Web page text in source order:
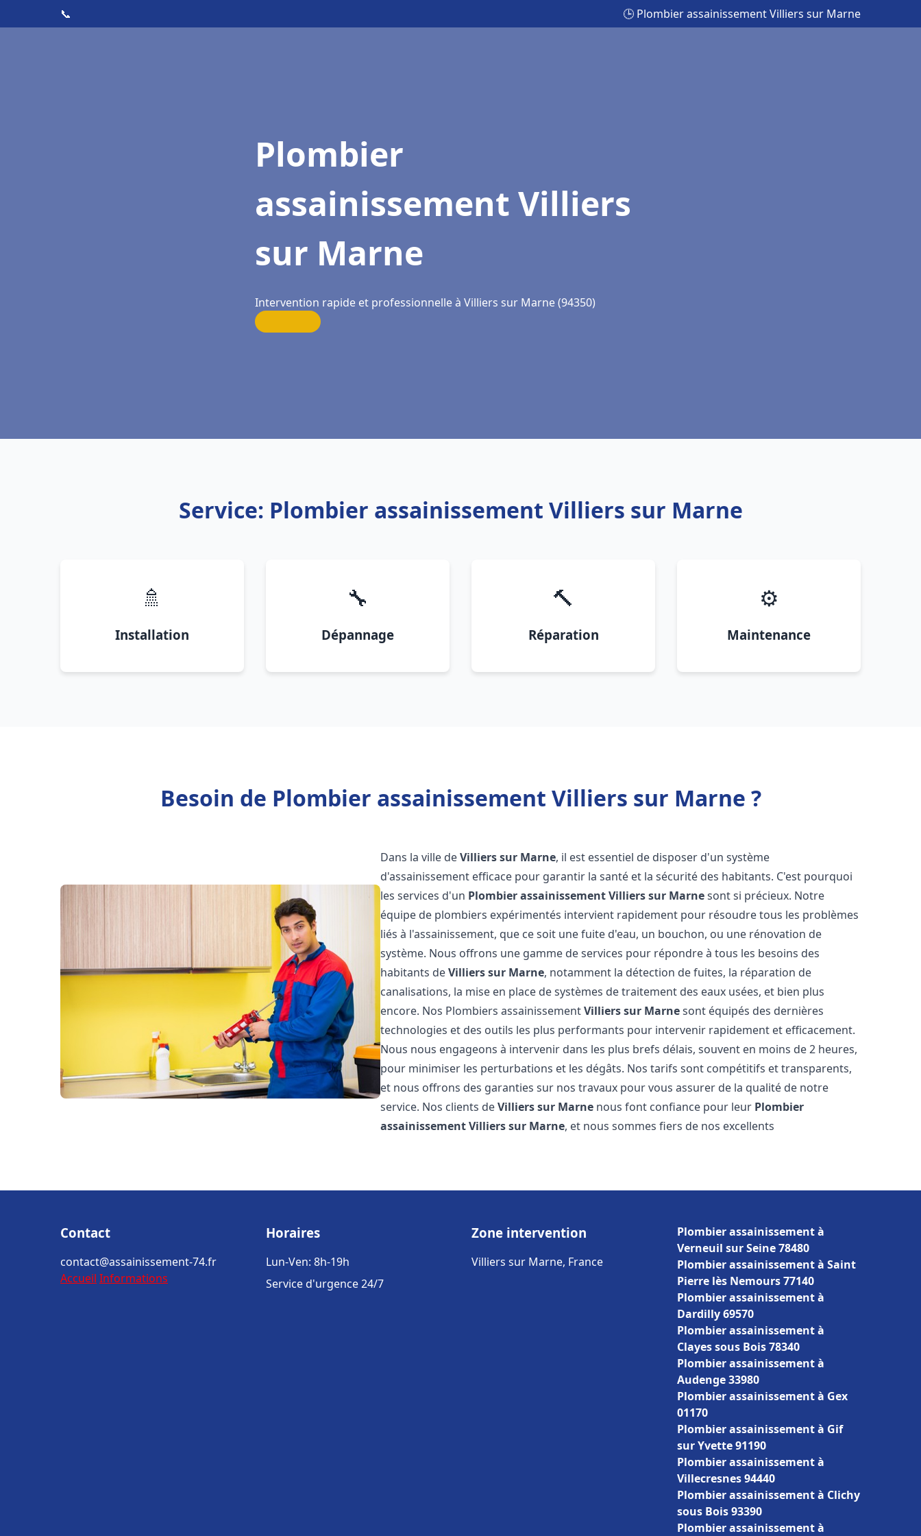
📞 🕒 Plombier assainissement Villiers sur Marne
Plombier
assainissement Villiers
sur Marne
Intervention rapide et professionnelle à Villiers sur Marne (94350)
Service: Plombier assainissement Villiers sur Marne
🚿
Installation
🔧
Dépannage
🔨
Réparation
⚙️
Maintenance
Besoin de Plombier assainissement Villiers sur Marne ?
Dans la ville deVilliers sur Marne, il est essentiel de disposer d'un système
d'assainissement efficace pour garantir la santé et la sécurité des habitants. C'est pourquoi
les services d'un Plombier assainissementVilliers sur Marnesont si précieux. Notre
équipe de plombiers expérimentés intervient rapidement pour résoudre tous les problèmes
liés à l'assainissement, que ce soit une fuite d'eau, un bouchon, ou une rénovation de
système. Nous offrons une gamme de services pour répondre à tous les besoins des
habitants deVilliers sur Marne, notamment la détection de fuites, la réparation de
canalisations, la mise en place de systèmes de traitement des eaux usées, et bien plus
encore. Nos Plombiers assainissementVilliers sur Marnesont équipés des dernières
technologies et des outils les plus performants pour intervenir rapidement et efficacement.
Nous nous engageons à intervenir dans les plus brefs délais, souvent en moins de 2 heures,
pour minimiser les perturbations et les dégâts. Nos tarifs sont compétitifs et transparents,
et nous offrons des garanties sur nos travaux pour vous assurer de la qualité de notre
service. Nos clients deVilliers sur Marne nous font confiance pour leur Plombier
assainissementVilliers sur Marne, et nous sommes fiers de nos excellents
Contact
contact@assainissement-74.fr
Accueil Informations
Horaires
Lun-Ven: 8h-19h
Service d'urgence 24/7
Zone intervention
Villiers sur Marne, France
Plombier assainissement à
Verneuil sur Seine 78480
Plombier assainissement à Saint
Pierre lès Nemours 77140
Plombier assainissement à
Dardilly 69570
Plombier assainissement à
Clayes sous Bois 78340
Plombier assainissement à
Audenge 33980
Plombier assainissement à Gex
01170
Plombier assainissement à Gif
sur Yvette 91190
Plombier assainissement à
Villecresnes 94440
Plombier assainissement à Clichy
sous Bois 93390
Plombier assainissement à